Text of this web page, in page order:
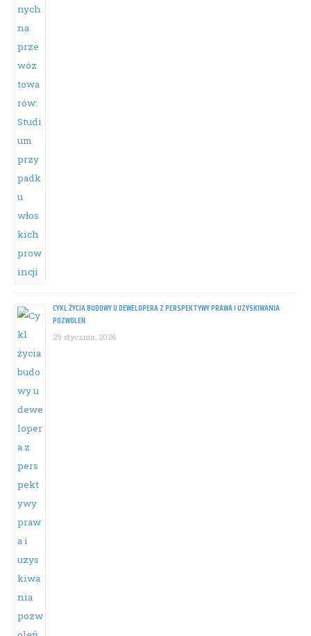
CYKL ŻYCIA BUDOWY U DEWELOPERA Z PERSPEKTYWY PRAWA I UZYSKIWANIA
POZWOLEŃ
29 stycznia, 2026